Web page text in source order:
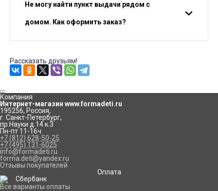
Не могу найти пункт выдачи рядом с
домом. Как оформить заказ?
Рассказать друзьям!
Компания
Интернет-магазин www.formadeti.ru
195256, Россия,
г. Санкт-Петербург,
пр.Науки д.14 к.3
Пн-пт 11-16ч
+7 (812) 628-50-25
+7 (495) 131-6025
info@formadeti.ru
forma.deti@yandex.ru
Отзывы покупателей
Оплата
Все варианты оплаты